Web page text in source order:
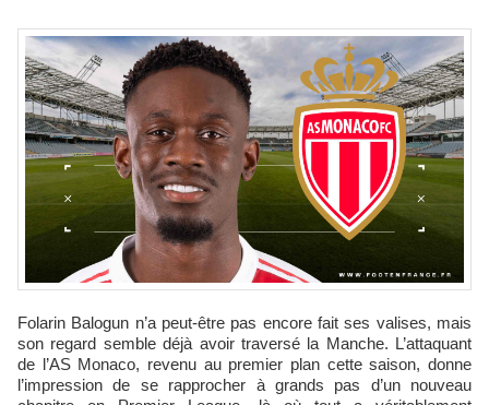
Folarin Balogun n’a peut-être pas encore fait ses valises, mais
son regard semble déjà avoir traversé la Manche. L’attaquant
de l’AS Monaco, revenu au premier plan cette saison, donne
l’impression de se rapprocher à grands pas d’un nouveau